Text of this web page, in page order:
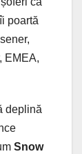
poartă
EMEA,
deplină
Snow